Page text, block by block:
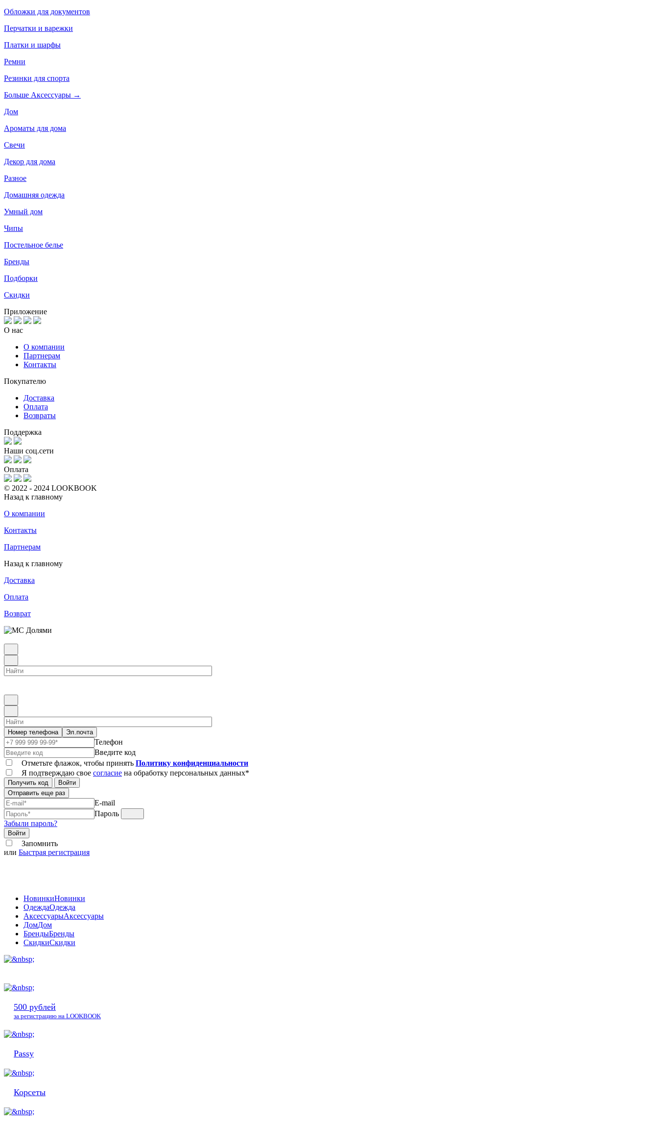
Обложки для документов
Перчатки и варежки
Платки и шарфы
Ремни
Резинки для спорта
Больше Аксессуары →
Дом
Ароматы для дома
Свечи
Декор для дома
Разное
Домашняя одежда
Умный дом
Чипы
Постельное белье
Бренды
Подборки
Скидки
Приложение
О нас
О компании
Партнерам
Контакты
Покупателю
Доставка
Оплата
Возвраты
Поддержка
Наши соц.сети
Оплата
© 2022 - 2024 LOOKBOOK
Назад к главному
О компании
Контакты
Партнерам
Назад к главному
Доставка
Оплата
Возврат
Номер телефона Эл.почта
Телефон
Введите код
Отметьте флажок, чтобы принять Политику конфиденциальности
Я подтверждаю свое согласие на обработку персональных данных*
Получить код
Войти
Отправить еще раз
E-mail
Пароль
Забыли пароль?
Войти
Запомнить
или Быстрая регистрация
НовинкиНовинки
ОдеждаОдежда
АксессуарыАксессуары
ДомДом
БрендыБренды
СкидкиСкидки
500 рублей
за регистрацию на LOOKBOOK
Passy
Корсеты